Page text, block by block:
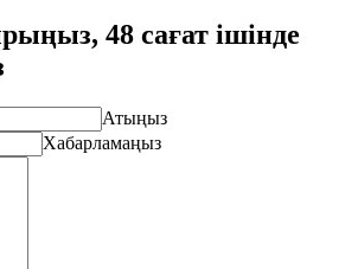
48 сағат ішінде
Атыңыз
Хабарламаңыз